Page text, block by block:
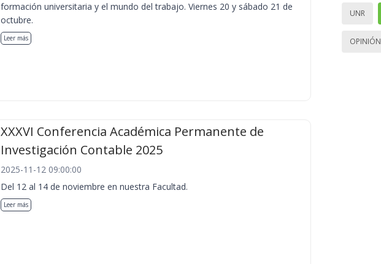
formación universitaria y el mundo del trabajo. Viernes 20 y sábado 21 de
octubre.
Leer más
XXXVI Conferencia Académica Permanente de
Investigación Contable 2025
2025-11-12 09:00:00
Del 12 al 14 de noviembre en nuestra Facultad.
Leer más
UNR
OPINIÓN